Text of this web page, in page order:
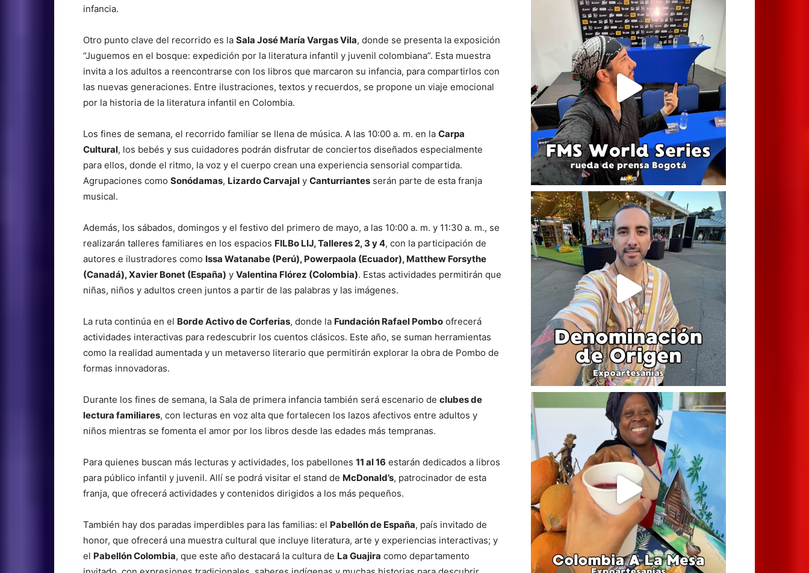
infancia.
Otro punto clave del recorrido es la Sala José María Vargas Vila, donde se presenta la exposición
“Juguemos en el bosque: expedición por la literatura infantil y juvenil colombiana”. Esta muestra
invita a los adultos a reencontrarse con los libros que marcaron su infancia, para compartirlos con
las nuevas generaciones. Entre ilustraciones, textos y recuerdos, se propone un viaje emocional
por la historia de la literatura infantil en Colombia.
Los fines de semana, el recorrido familiar se llena de música. A las 10:00 a. m. en la Carpa
Cultural, los bebés y sus cuidadores podrán disfrutar de conciertos diseñados especialmente
para ellos, donde el ritmo, la voz y el cuerpo crean una experiencia sensorial compartida.
Agrupaciones como Sonódamas, Lizardo Carvajal y Canturriantes serán parte de esta franja
musical.
Además, los sábados, domingos y el festivo del primero de mayo, a las 10:00 a. m. y 11:30 a. m., se
realizarán talleres familiares en los espacios FILBo LIJ, Talleres 2, 3 y 4, con la participación de
autores e ilustradores como Issa Watanabe (Perú), Powerpaola (Ecuador), Matthew Forsythe
(Canadá), Xavier Bonet (España) y Valentina Flórez (Colombia). Estas actividades permitirán que
niñas, niños y adultos creen juntos a partir de las palabras y las imágenes.
La ruta continúa en el Borde Activo de Corferias, donde la Fundación Rafael Pombo ofrecerá
actividades interactivas para redescubrir los cuentos clásicos. Este año, se suman herramientas
como la realidad aumentada y un metaverso literario que permitirán explorar la obra de Pombo de
formas innovadoras.
Durante los fines de semana, la Sala de primera infancia también será escenario de clubes de
lectura familiares, con lecturas en voz alta que fortalecen los lazos afectivos entre adultos y
niños mientras se fomenta el amor por los libros desde las edades más tempranas.
Para quienes buscan más lecturas y actividades, los pabellones 11 al 16 estarán dedicados a libros
para público infantil y juvenil. Allí se podrá visitar el stand de McDonald’s, patrocinador de esta
franja, que ofrecerá actividades y contenidos dirigidos a los más pequeños.
También hay dos paradas imperdibles para las familias: el Pabellón de España, país invitado de
honor, que ofrecerá una muestra cultural que incluye literatura, arte y experiencias interactivas; y
el Pabellón Colombia, que este año destacará la cultura de La Guajira como departamento